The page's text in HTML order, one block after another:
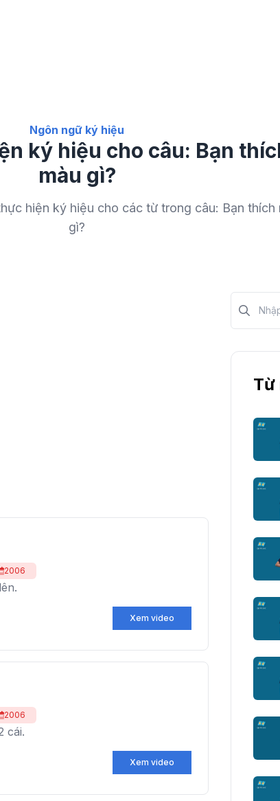
Ngôn ngữ ký hiệu
ký hiệu cho câu: Bạn
màu gì?
hiện ký hiệu cho các từ trong câu: Bạn thích
gì?
2006
Xem video
2006
cái.
Xem video
Tìm kiếm?>
Từ